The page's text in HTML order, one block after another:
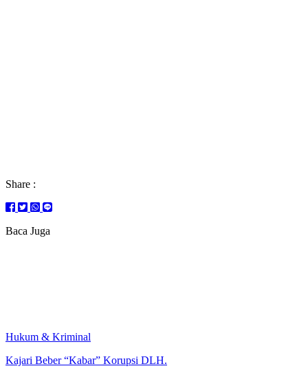
Share :
Baca Juga
Hukum & Kriminal
Kajari Beber “Kabar” Korupsi DLH.